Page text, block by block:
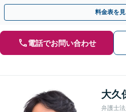
す。まずはご相談ください。
料金表を
電話でお問い合わせ
大久
弁護士